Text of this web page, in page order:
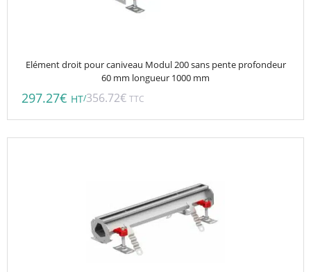
Elément droit pour caniveau Modul 200 sans pente profondeur
60 mm longueur 1000 mm
297.27€ HT/356.72€ TTC